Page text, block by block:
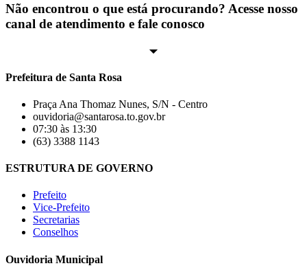
Não encontrou o que está procurando? Acesse nosso
canal de atendimento e fale conosco
Prefeitura de Santa Rosa
Praça Ana Thomaz Nunes, S/N - Centro
ouvidoria@santarosa.to.gov.br
07:30 às 13:30
(63) 3388 1143
ESTRUTURA DE GOVERNO
Prefeito
Vice-Prefeito
Secretarias
Conselhos
Ouvidoria Municipal